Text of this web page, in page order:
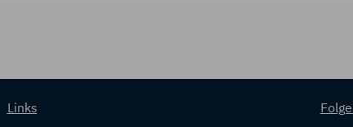
Links